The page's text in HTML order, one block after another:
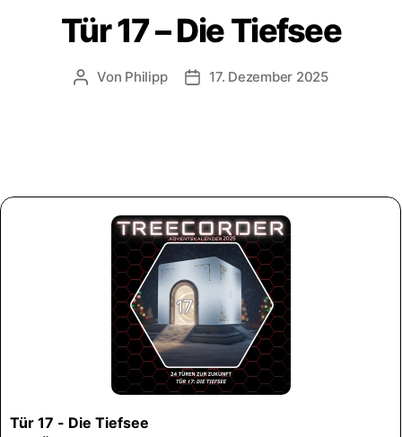
Tür 17 – Die Tiefsee
Beitragsautor
Von Philipp Veröffentlichungsdatum
17. Dezember 2025